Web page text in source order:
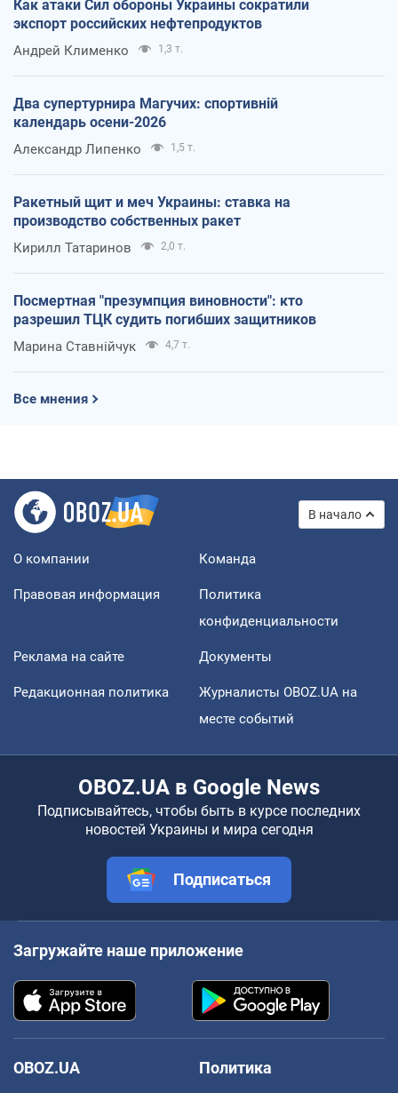
Как атаки Сил обороны Украины сократили
экспорт российских нефтепродуктов
Андрей Клименко 1,3 т.
Два супертурнира Магучих: спортивній
календарь осени-2026
Александр Липенко 1,5 т.
Ракетный щит и меч Украины: ставка на
производство собственных ракет
Кирилл Татаринов 2,0 т.
Посмертная "презумпция виновности": кто
разрешил ТЦК судить погибших защитников
Марина Ставнійчук 4,7 т.
Все мнения
В начало
О компании Команда
Правовая информация
Политика
конфиденциальности
Реклама на сайте Документы
Редакционная политика
Журналисты OBOZ.UA на
месте событий
OBOZ.UA в Google News
Подписывайтесь, чтобы быть в курсе последних
новостей Украины и мира сегодня
Подписаться
Загружайте наше приложение
OBOZ.UA
Политика